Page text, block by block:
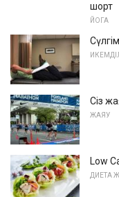
шорт
ЙОГА
Сіз
ЖАЯУ
Low
ДИЕТА